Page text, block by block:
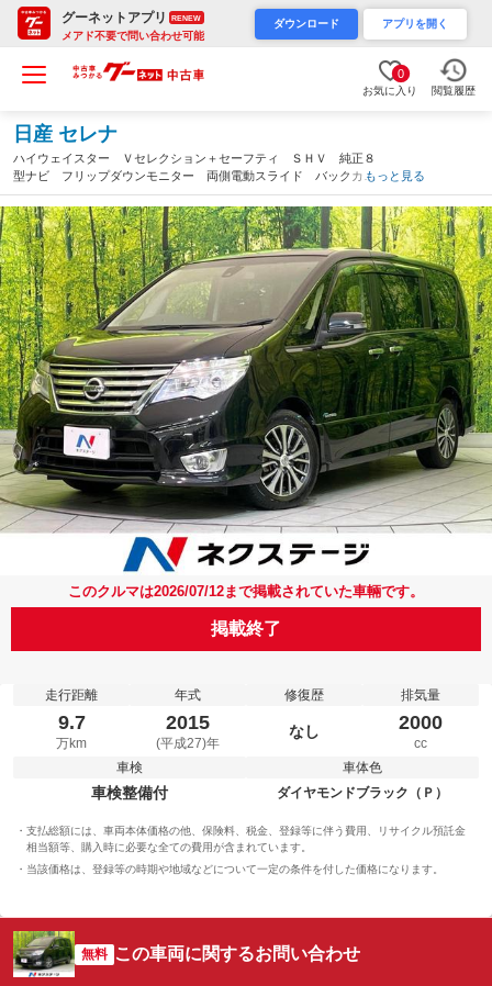
グーネットアプリ RENEW
メアド不要で問い合わせ可能
ダウンロード アプリを開く
0
お気に入り 閲覧履歴
日産 セレナ
ハイウェイスター Ｖセレクション＋セーフティ ＳＨＶ 純正８
型ナビ フリップダウンモニター 両側電動スライド バックカメ
ラ 衝突軽減装置 車線逸脱警報 防止シート シートヒーター
ＬＥＤヘッド スマートキー ＥＴＣ Ｂｌｕｅｔｏｏｔｈ フル
セグ（宮城県）
もっと見る
このクルマは2026/07/12まで掲載されていた車輛です。
掲載終了
走行距離
9.7
万km
年式
2015
(平成27)年
修復歴
なし
排気量
2000
cc
車検
車検整備付
車体色
ダイヤモンドブラック（Ｐ）
支払総額には、車両本体価格の他、保険料、税金、登録等に伴う費用、リサイクル預託金
相当額等、購入時に必要な全ての費用が含まれています。
当該価格は、登録等の時期や地域などについて一定の条件を付した価格になります。
無料 この車両に関するお問い合わせ